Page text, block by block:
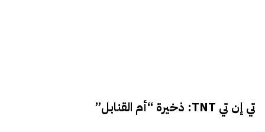
تي إن تي TNT: ذخيرة “أم القنابل”